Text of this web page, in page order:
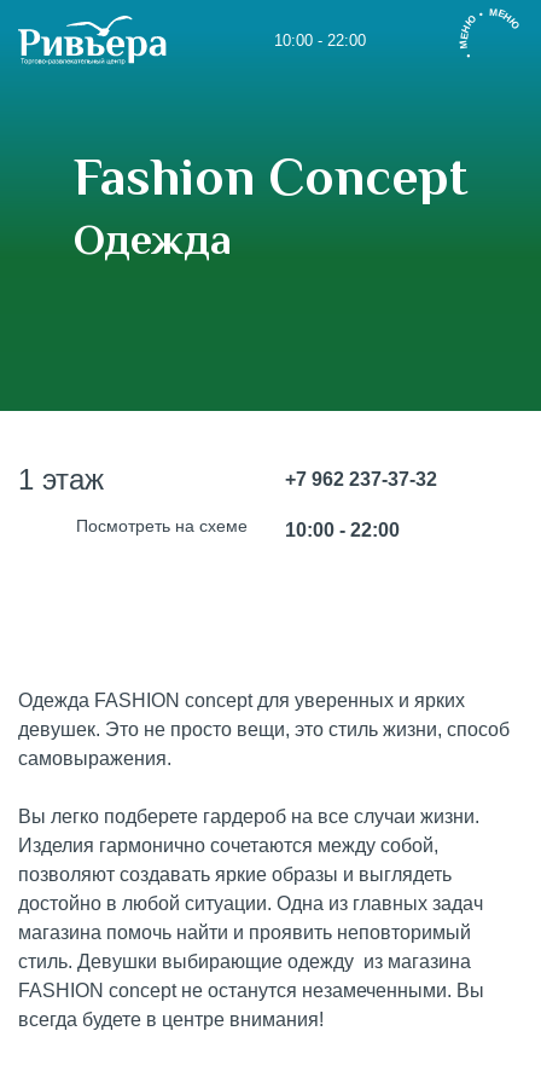
10:00 - 22:00 • МЕНЮ • МЕНЮ
Fashion Concept
Одежда
1 этаж
Посмотреть на схеме
+7 962 237-37-32
10:00 - 22:00
Одежда FASHION concept для уверенных и ярких
девушек. Это не просто вещи, это стиль жизни, способ
самовыражения.
Вы легко подберете гардероб на все случаи жизни.
Изделия гармонично сочетаются между собой,
позволяют создавать яркие образы и выглядеть
достойно в любой ситуации. Одна из главных задач
магазина помочь найти и проявить неповторимый
стиль. Девушки выбирающие одежду из магазина
FASHION concept не останутся незамеченными. Вы
всегда будете в центре внимания!